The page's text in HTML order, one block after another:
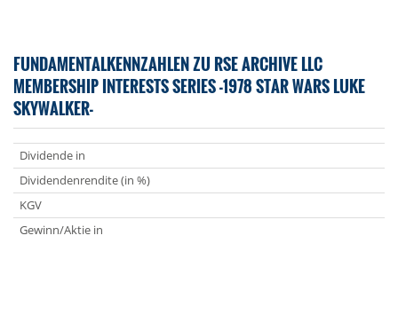
FUNDAMENTALKENNZAHLEN ZU RSE ARCHIVE LLC
MEMBERSHIP INTERESTS SERIES -1978 STAR WARS LUKE
SKYWALKER-
Dividende in
Dividendenrendite (in %)
KGV
Gewinn/Aktie in